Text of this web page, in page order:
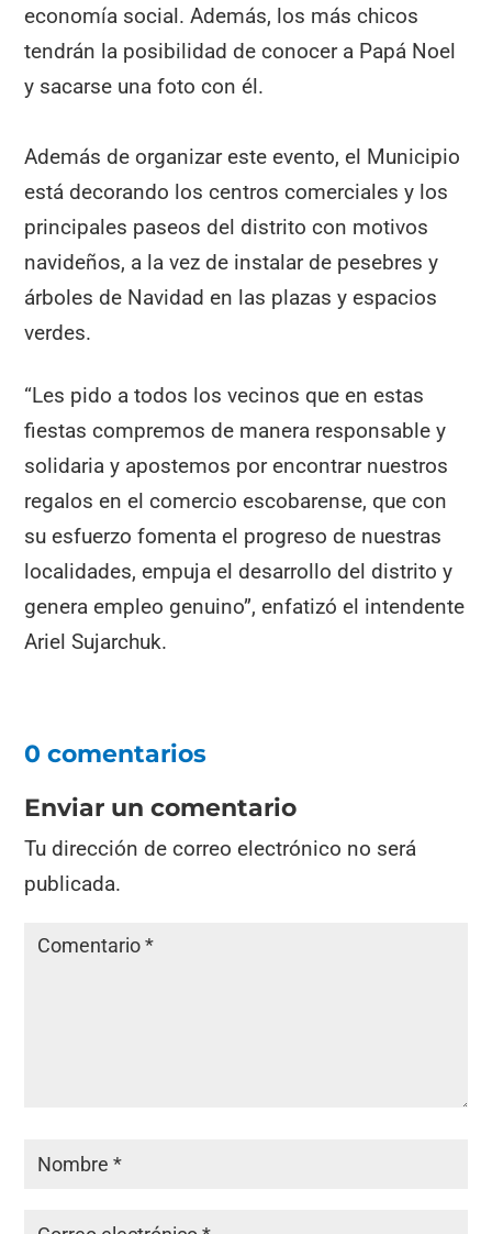
economía social. Además, los más chicos
tendrán la posibilidad de conocer a Papá Noel
y sacarse una foto con él.
Además de organizar este evento, el Municipio
está decorando los centros comerciales y los
principales paseos del distrito con motivos
navideños, a la vez de instalar de pesebres y
árboles de Navidad en las plazas y espacios
verdes.
“Les pido a todos los vecinos que en estas
fiestas compremos de manera responsable y
solidaria y apostemos por encontrar nuestros
regalos en el comercio escobarense, que con
su esfuerzo fomenta el progreso de nuestras
localidades, empuja el desarrollo del distrito y
genera empleo genuino”, enfatizó el intendente
Ariel Sujarchuk.
0 comentarios
Enviar un comentario
Tu dirección de correo electrónico no será
publicada.